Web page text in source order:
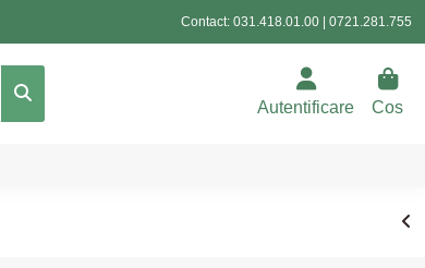
Contact: 031.418.01.00 0721.281.755
Autentificare Cos